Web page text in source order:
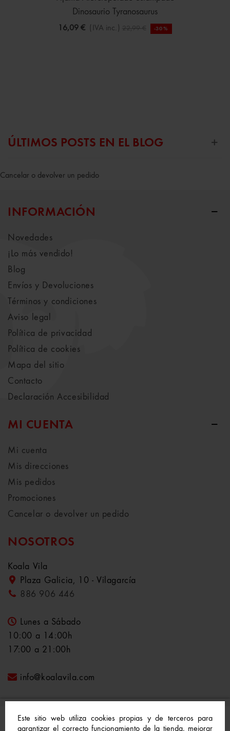
Este sitio web utiliza cookies propias y de terceros para
garantizar el correcto funcionamiento de la tienda, mejorar
Dinosaurio Tyranosaurus
16,09 € (IVA inc.) 22,99 € -30%
ÚLTIMOS POSTS EN EL BLOG
Cancelar o devolver un pedido
INFORMACIÓN
Novedades
¡Lo más vendido!
Blog
Envíos y Devoluciones
Términos y condiciones
Aviso legal
Política de privacidad
Política de cookies
Mapa del sitio
Contacto
Declaración Accesibilidad
MI CUENTA
Mi cuenta
Mis direcciones
Mis pedidos
Promociones
Cancelar o devolver un pedido
NOSOTROS
Koala Vila
Plaza Galicia, 10 - Vilagarcía
886 906 446
Lunes a Sábado
10:00 a 14:00h
17:00 a 21:00h
info@koalavila.com